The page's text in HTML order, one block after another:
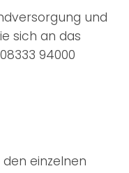
und
sich an das
94000
einzelnen